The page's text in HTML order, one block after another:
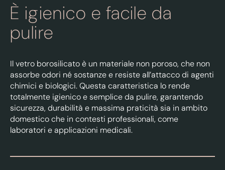
È igienico e facile da
pulire
Il vetro borosilicato è un materiale non poroso, che non
assorbe odori né sostanze e resiste all’attacco di agenti
chimici e biologici. Questa caratteristica lo rende
totalmente igienico e semplice da pulire, garantendo
sicurezza, durabilità e massima praticità sia in ambito
domestico che in contesti professionali, come
laboratori e applicazioni medicali.